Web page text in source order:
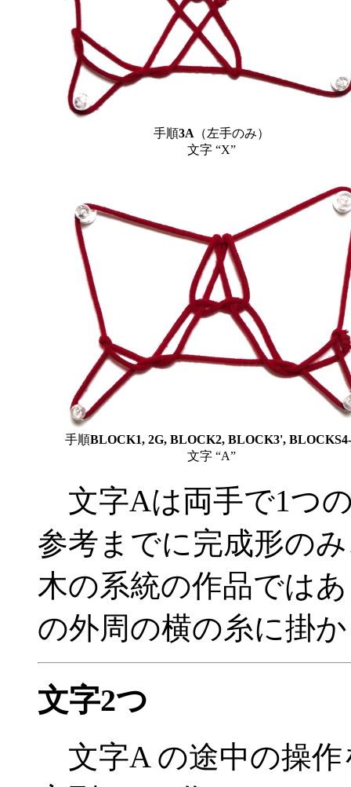
手順3A （左手のみ）
文字 “X”
手順BLOCK1, 2G, BLOCK2, BLOCK3',
文字 “A”
文字Aは両手で1つ
参考までに完成形の
木の系統の作品では
の外周の横の糸に掛
文字2つ
文字A の途中の操作